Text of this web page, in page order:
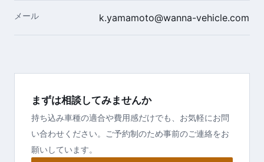
メール k.yamamoto@wanna-vehicle.com
まずは相談してみませんか
持ち込み車種の適合や費用感だけでも、お気軽にお問
い合わせください。ご予約制のため事前のご連絡をお
願いしています。